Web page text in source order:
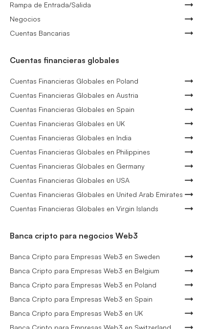
Rampa de Entrada/Salida
Negocios
Cuentas Bancarias
Cuentas financieras globales
Cuentas Financieras Globales en Poland
Cuentas Financieras Globales en Austria
Cuentas Financieras Globales en Spain
Cuentas Financieras Globales en UK
Cuentas Financieras Globales en India
Cuentas Financieras Globales en Philippines
Cuentas Financieras Globales en Germany
Cuentas Financieras Globales en USA
Cuentas Financieras Globales en United Arab Emirates
Cuentas Financieras Globales en Virgin Islands
Banca cripto para negocios Web3
Banca Cripto para Empresas Web3 en Sweden
Banca Cripto para Empresas Web3 en Belgium
Banca Cripto para Empresas Web3 en Poland
Banca Cripto para Empresas Web3 en Spain
Banca Cripto para Empresas Web3 en UK